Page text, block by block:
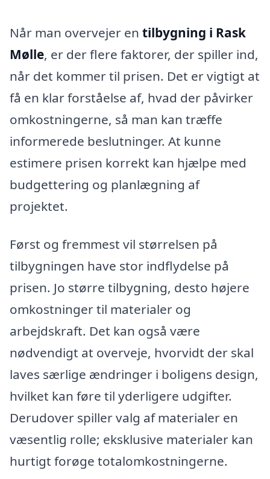
Når man overvejer en tilbygning i Rask
Mølle, er der flere faktorer, der spiller ind,
når det kommer til prisen. Det er vigtigt at
få en klar forståelse af, hvad der påvirker
omkostningerne, så man kan træffe
informerede beslutninger. At kunne
estimere prisen korrekt kan hjælpe med
budgettering og planlægning af
projektet.
Først og fremmest vil størrelsen på
tilbygningen have stor indflydelse på
prisen. Jo større tilbygning, desto højere
omkostninger til materialer og
arbejdskraft. Det kan også være
nødvendigt at overveje, hvorvidt der skal
laves særlige ændringer i boligens design,
hvilket kan føre til yderligere udgifter.
Derudover spiller valg af materialer en
væsentlig rolle; eksklusive materialer kan
hurtigt forøge totalomkostningerne.